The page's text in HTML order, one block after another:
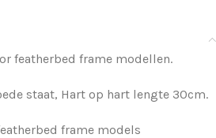
featherbed frame modellen.
staat, Hart op hart lengte 30cm.
frame models